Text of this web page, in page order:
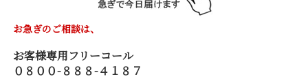
お急ぎのご相談は、
お客様専用フリーコール
０８００-８８８-４１８７